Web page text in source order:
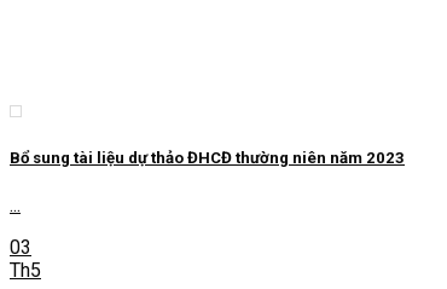
Bổ sung tài liệu dự thảo ĐHCĐ thường niên năm 2023
...
03
Th5